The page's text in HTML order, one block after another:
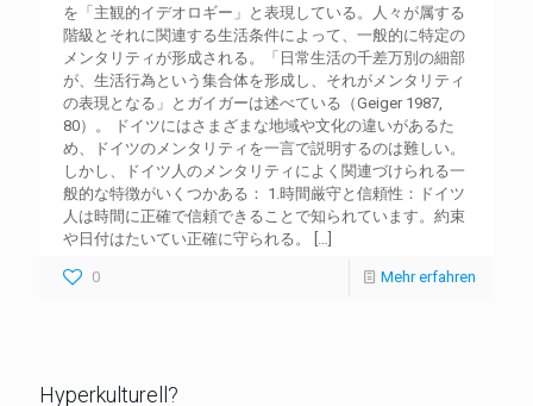
を「主観的イデオロギー」と表現している。人々が属する
階級とそれに関連する生活条件によって、一般的に特定の
メンタリティが形成される。「日常生活の千差万別の細部
が、生活行為という集合体を形成し、それがメンタリティ
の表現となる」とガイガーは述べている（Geiger 1987,
80）。 ドイツにはさまざまな地域や文化の違いがあるた
め、ドイツのメンタリティを一言で説明するのは難しい。
しかし、ドイツ人のメンタリティによく関連づけられる一
般的な特徴がいくつかある： 1.時間厳守と信頼性：ドイツ
人は時間に正確で信頼できることで知られています。約束
や日付はたいてい正確に守られる。
[…]
0 Mehr erfahren
Hyperkulturell?